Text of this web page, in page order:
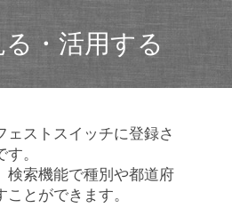
・活用する
ェストスイッチに登録さ
。
検索機能で種別や都道府
とができます。